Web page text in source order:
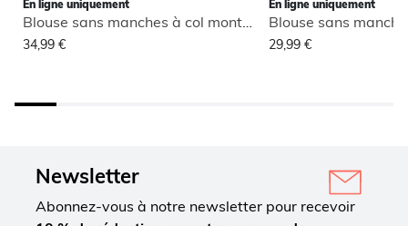
En ligne uniquement
Blouse sans manches à col montant
34,99 €
En ligne uniquement
29,99 €
Newsletter
Abonnez-vous à notre newsletter pour recevoir